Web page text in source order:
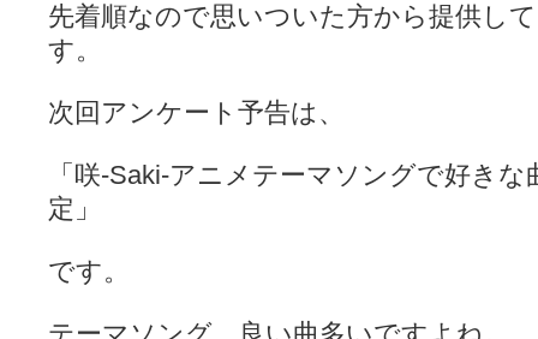
先着順なので思いついた方から提供し
す。
次回アンケート予告は、
「咲-Saki-アニメテーマソングで好き
定」
です。